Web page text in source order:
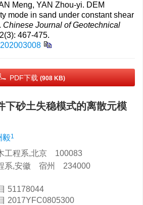
Meng, YAN Zhou-yi. DEM
mode in sand under constant shear
Chinese Journal of Geotechnical
467-475.
PDF下载 (908 KB)
下砂土失稳模式的离散元模
毅1
工程系,北京 100083
系,安徽 宿州 234000
51178044
2017YFC0805300